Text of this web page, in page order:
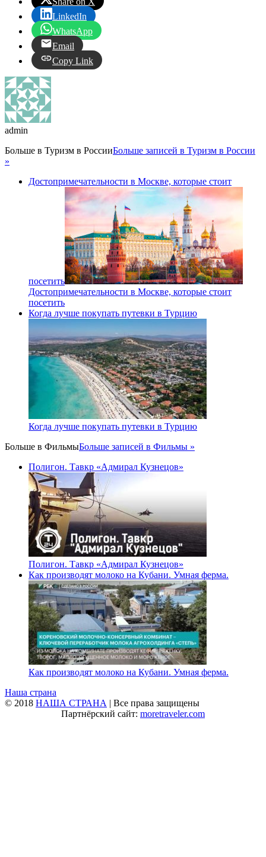
LinkedIn
WhatsApp
Email
Copy Link
admin
Больше в Туризм в РоссииБольше записей в Туризм в России
»
Достопримечательности в Москве, которые стоит
посетить
Достопримечательности в Москве, которые стоит
посетить
Когда лучше покупать путевки в Турцию
Когда лучше покупать путевки в Турцию
Больше в ФильмыБольше записей в Фильмы »
Полигон. Тавкр «Адмирал Кузнецов»
Полигон. Тавкр «Адмирал Кузнецов»
Как производят молоко на Кубани. Умная ферма.
Как производят молоко на Кубани. Умная ферма.
Наша страна
© 2018 НАША СТРАНА | Все права защищены
Партнёрский сайт: moretraveler.com